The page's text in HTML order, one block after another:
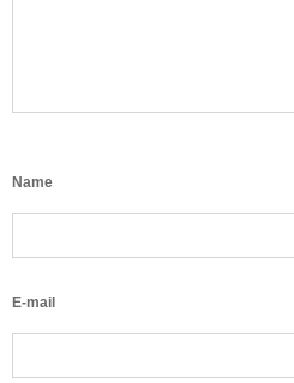
Name
E-mail